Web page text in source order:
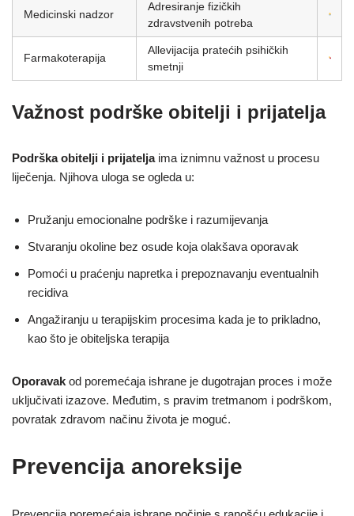
Medicinski nadzor
Adresiranje fizičkih
zdravstvenih potreba
Farmakoterapija
Allevijacija pratećih psihičkih
smetnji
Važnost podrške obitelji i prijatelja
Podrška obitelji i prijateljaima iznimnu važnost u procesu
liječenja. Njihova uloga se ogleda u:
Pružanju emocionalne podrške i razumijevanja
Stvaranju okoline bez osude koja olakšava oporavak
Pomoći u praćenju napretka i prepoznavanju eventualnih
recidiva
Angažiranju u terapijskim procesima kada je to prikladno,
kao što je obiteljska terapija
Oporavak od poremećaja ishrane je dugotrajan proces i može
uključivati izazove. Međutim, s pravim tretmanom i podrškom,
povratak zdravom načinu života je moguć.
Prevencija anoreksije